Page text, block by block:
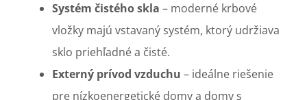
Systém čistého skla – moderné krbové
vložky majú vstavaný systém, ktorý udržiava
sklo priehľadné a čisté.
Externý prívod vzduchu – ideálne riešenie
pre nízkoenergetické domy a domy s